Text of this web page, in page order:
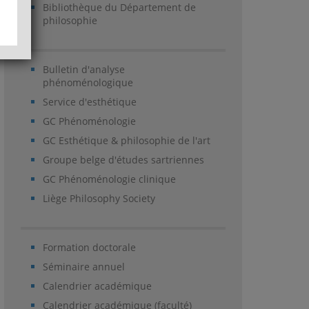
Bibliothèque du Département de
philosophie
Bulletin d'analyse
phénoménologique
Service d'esthétique
GC Phénoménologie
GC Esthétique & philosophie de l'art
Groupe belge d'études sartriennes
GC Phénoménologie clinique
Liège Philosophy Society
Formation doctorale
Séminaire annuel
Calendrier académique
Calendrier académique (faculté)